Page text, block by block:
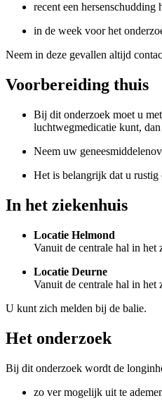
recent een hersenschudding
in de week voor het
Neem in deze gevallen altijd
Voorbereiding thuis
Bij dit onderzoek moet u
luchtwegmedicatie kunt,
Neem uw
Het is belangrijk dat u rustig
In het ziekenhuis
Locatie Helmond
Vanuit de centrale hal in het
Locatie Deurne
Vanuit de centrale hal in het
U kunt zich melden bij de balie.
Het onderzoek
Bij dit onderzoek wordt de
zo ver mogelijk uit te